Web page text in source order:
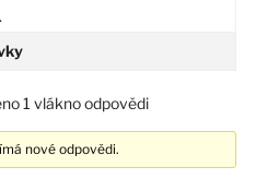
1 vlákno odpovědi
nové odpovědi.